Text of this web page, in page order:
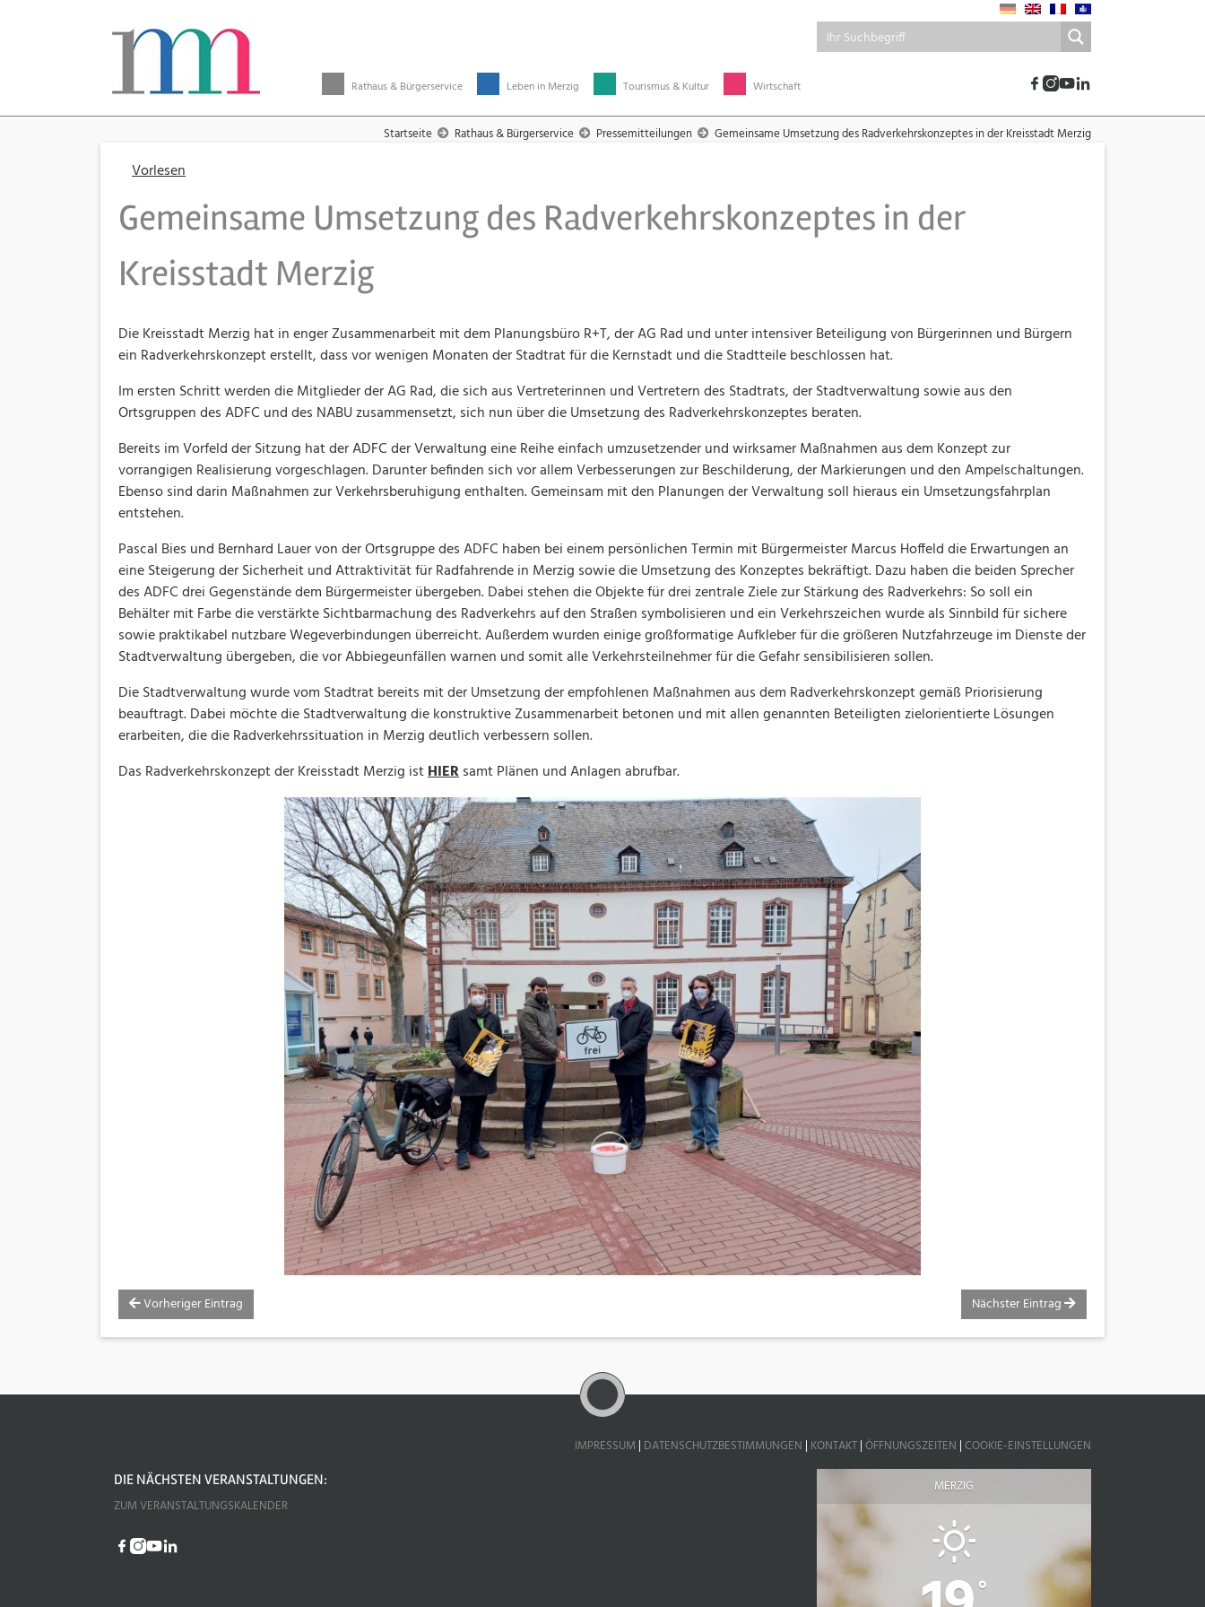
Rathaus & Bürgerservice Leben in Merzig Tourismus & Kultur Wirtschaft
Startseite Rathaus & Bürgerservice Pressemitteilungen Gemeinsame Umsetzung des Radverkehrskonzeptes in der Kreisstadt Merzig
Vorlesen
Gemeinsame Umsetzung des Radverkehrskonzeptes in der
Kreisstadt Merzig
Die Kreisstadt Merzig hat in enger Zusammenarbeit mit dem Planungsbüro R+T, der AG Rad und unter intensiver Beteiligung von Bürgerinnen und Bürgern
ein Radverkehrskonzept erstellt, dass vor wenigen Monaten der Stadtrat für die Kernstadt und die Stadtteile beschlossen hat.
Im ersten Schritt werden die Mitglieder der AG Rad, die sich aus Vertreterinnen und Vertretern des Stadtrats, der Stadtverwaltung sowie aus den
Ortsgruppen des ADFC und des NABU zusammensetzt, sich nun über die Umsetzung des Radverkehrskonzeptes beraten.
Bereits im Vorfeld der Sitzung hat der ADFC der Verwaltung eine Reihe einfach umzusetzender und wirksamer Maßnahmen aus dem Konzept zur
vorrangigen Realisierung vorgeschlagen. Darunter befinden sich vor allem Verbesserungen zur Beschilderung, der Markierungen und den Ampelschaltungen.
Ebenso sind darin Maßnahmen zur Verkehrsberuhigung enthalten. Gemeinsam mit den Planungen der Verwaltung soll hieraus ein Umsetzungsfahrplan
entstehen.
Pascal Bies und Bernhard Lauer von der Ortsgruppe des ADFC haben bei einem persönlichen Termin mit Bürgermeister Marcus Hoffeld die Erwartungen an
eine Steigerung der Sicherheit und Attraktivität für Radfahrende in Merzig sowie die Umsetzung des Konzeptes bekräftigt. Dazu haben die beiden Sprecher
des ADFC drei Gegenstände dem Bürgermeister übergeben. Dabei stehen die Objekte für drei zentrale Ziele zur Stärkung des Radverkehrs: So soll ein
Behälter mit Farbe die verstärkte Sichtbarmachung des Radverkehrs auf den Straßen symbolisieren und ein Verkehrszeichen wurde als Sinnbild für sichere
sowie praktikabel nutzbare Wegeverbindungen überreicht. Außerdem wurden einige großformatige Aufkleber für die größeren Nutzfahrzeuge im Dienste der
Stadtverwaltung übergeben, die vor Abbiegeunfällen warnen und somit alle Verkehrsteilnehmer für die Gefahr sensibilisieren sollen.
Die Stadtverwaltung wurde vom Stadtrat bereits mit der Umsetzung der empfohlenen Maßnahmen aus dem Radverkehrskonzept gemäß Priorisierung
beauftragt. Dabei möchte die Stadtverwaltung die konstruktive Zusammenarbeit betonen und mit allen genannten Beteiligten zielorientierte Lösungen
erarbeiten, die die Radverkehrssituation in Merzig deutlich verbessern sollen.
Das Radverkehrskonzept der Kreisstadt Merzig istHIERsamt Plänen und Anlagen abrufbar.
Vorheriger Eintrag Nächster Eintrag
IMPRESSUM | DATENSCHUTZBESTIMMUNGEN | KONTAKT|ÖFFNUNGSZEITEN |COOKIE-EINSTELLUNGEN
DIE NÄCHSTEN VERANSTALTUNGEN:
ZUM VERANSTALTUNGSKALENDER
MERZIG
°